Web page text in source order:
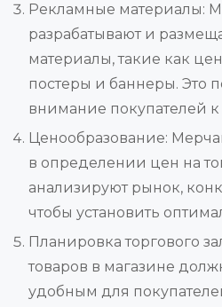
Рекламные материалы:
разрабатывают и
материалы, такие как
постеры и баннеры. Это
внимание покупателей
Ценообразование:
в определении цен на
анализируют рынок,
чтобы установить
Планировка торгового
товаров в магазине
удобным для